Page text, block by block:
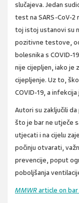
slučajeva. Jedan
test na SARS-CoV-2
toj istoj ustanovi su
pozitivne testove,
bolesnika s COVID-
nije cijepljen, iako je
cijepljenje. Uz to,
COVID-19, a
Autori su zaključili
što je bar ne utječe
utjecati i na cijelu
počinju otvarati,
prevencije, poput
poboljšanja
MMWRarticle on